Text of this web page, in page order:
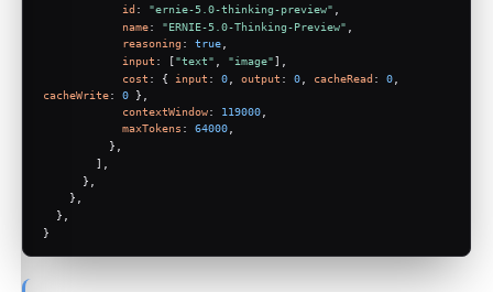
id : "ernie-5.0-thinking-preview"
name: "ERNIE-5.0-Thinking-Preview"
reasoning : true
input : ["text" "image"],
cost : { input : 0 output : 0 cacheRead : 0
cacheWrite: 0 },
contextWindow: 119000
maxTokens : 64000,
          },
        ],
      },
    },
  },
}